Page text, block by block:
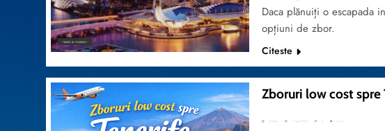
TRAVEL BY YOURSELF
Daca plănuiți o escapada
opțiuni de zbor.
Citeste
Zboruri low cost spre
TripVola